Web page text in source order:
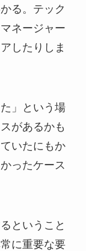
る。テック
ネージャー
したりしま
」という場
があるかも
いたにもか
ったケース
ということ
に重要な要